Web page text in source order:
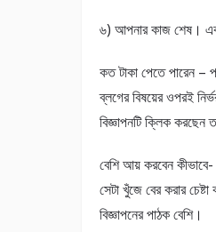
৬) আপনার কাজ শেষ।
কত টাকা পেতে পারেন
ব্লগের বিষয়ের ওপরই
বিজ্ঞাপনটি ক্লিক করছেন
বেশি আয় করবেন
সেটা খুঁজে বের করার
বিজ্ঞাপনের পাঠক বেশি।